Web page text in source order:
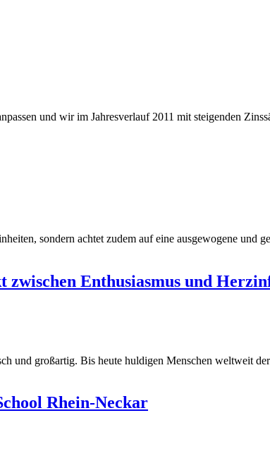
und wir im Jahresverlauf 2011 mit steigenden
sondern achtet zudem auf eine ausgewogene und
zwischen Enthusiasmus und
und großartig. Bis heute huldigen Menschen weltweit
Rhein-Neckar